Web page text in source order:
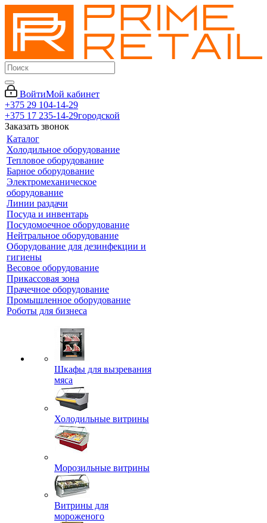
ВойтиМой кабинет
+375 29 104-14-29
+375 17 235-14-29городской
Заказать звонок
Каталог
Холодильное оборудование
Тепловое оборудование
Барное оборудование
Электромеханическое
оборудование
Линии раздачи
Посуда и инвентарь
Посудомоечное оборудование
Нейтральное оборудование
Оборудование для дезинфекции и
гигиены
Весовое оборудование
Прикассовая зона
Прачечное оборудование
Промышленное оборудование
Роботы для бизнеса
Шкафы для вызревания
мяса
Холодильные витрины
Морозильные витрины
Витрины для
мороженого